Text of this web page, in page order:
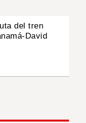
del tren
David